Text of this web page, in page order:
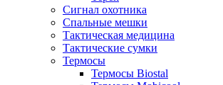
Сигнал охотника
Спальные мешки
Тактическая медицина
Тактические сумки
Термосы
Термосы Biostal